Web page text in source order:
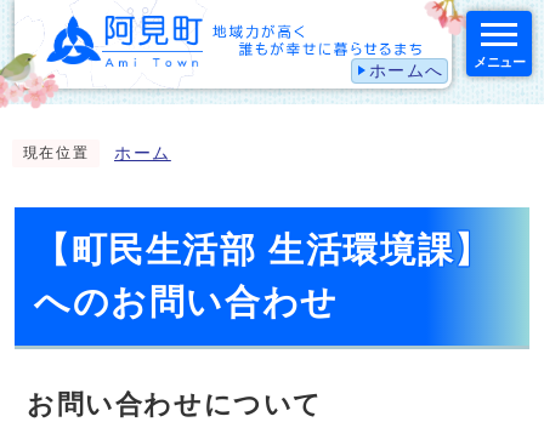
ホームへ メニュー
現在位置 ホーム
【町民生活部 生活環境課】
へのお問い合わせ
お問い合わせについて